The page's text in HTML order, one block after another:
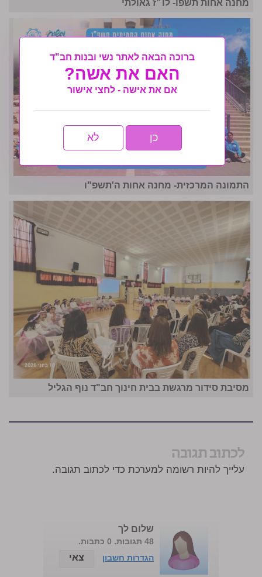
מחנה אחות תשפו- לו״ז גאולתי
התמונה המרכזית- מחנה אחות ה'תשפ"ו
מסיבת סידור מרגשת בבית חינוך חב"ד נוף הגליל
לכתוב תגובה
עלייך להיות רשומה למערכת כדי לכתוב תגובה.
שלום לך
48 תגובות. 0 כתבות.
הגדרות חשבון
צאי
ברוכה הבאה לאתר נשי ובנות חב"ד
האם את אשה?
אם את אישה - לחצי אישור
כן לא